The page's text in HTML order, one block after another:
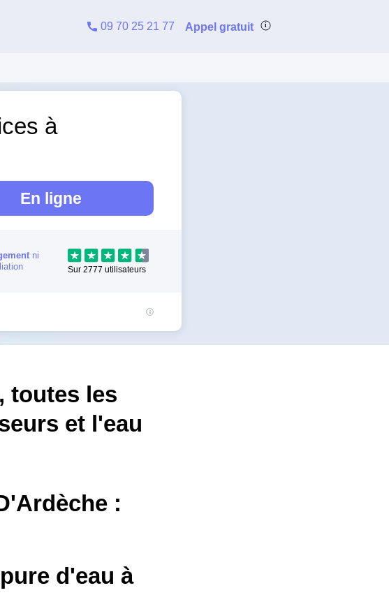
09 70 25 21 77 Appel gratuit
à
En ligne
ni
Sur 2777 utilisateurs
toutes les
et l'eau
:
d'eau à